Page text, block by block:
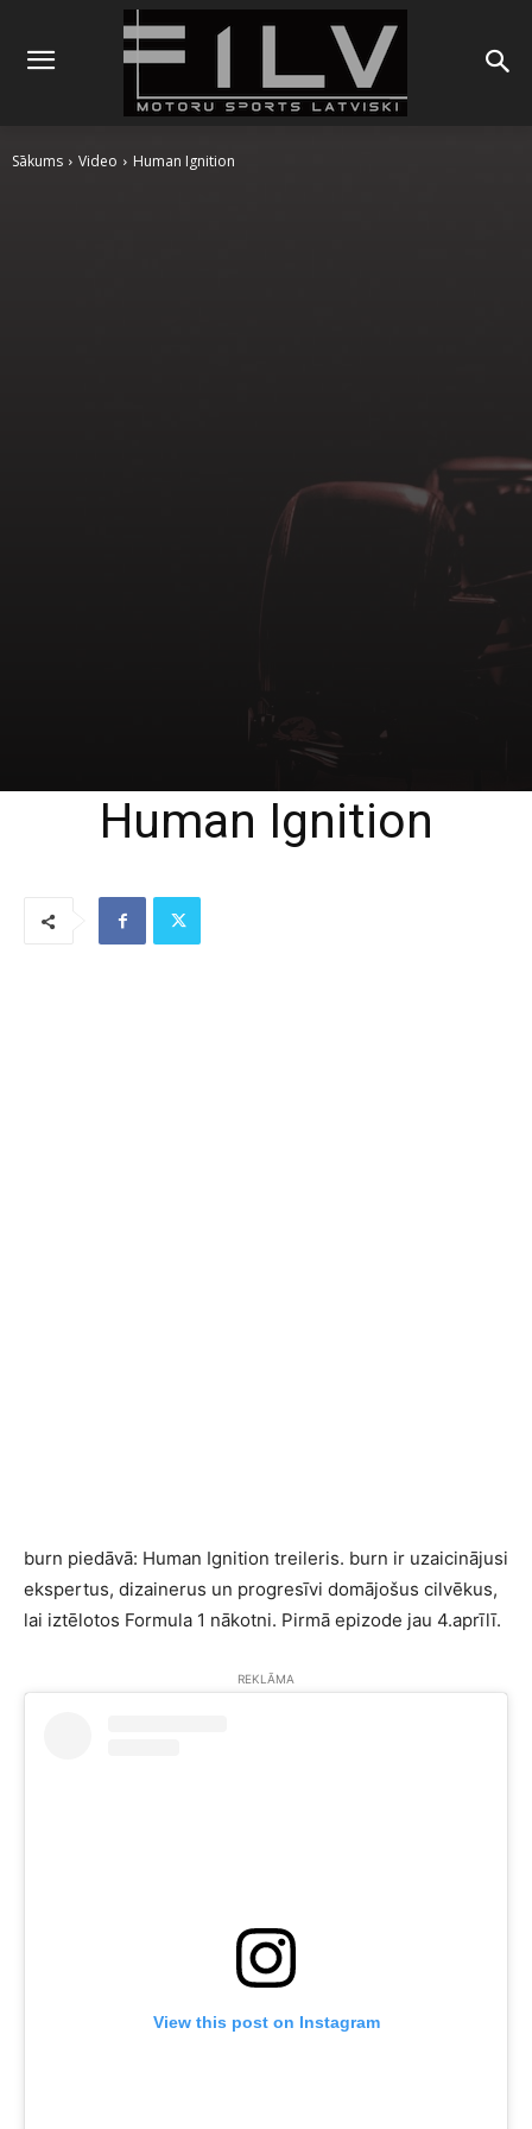
Sākums Video Human Ignition
Human Ignition
burn piedāvā: Human Ignition treileris. burn ir uzaicinājusi
ekspertus, dizainerus un progresīvi domājošus cilvēkus,
lai iztēlotos Formula 1 nākotni. Pirmā epizode jau 4.aprīlī.
REKLĀMA
View this post on Instagram